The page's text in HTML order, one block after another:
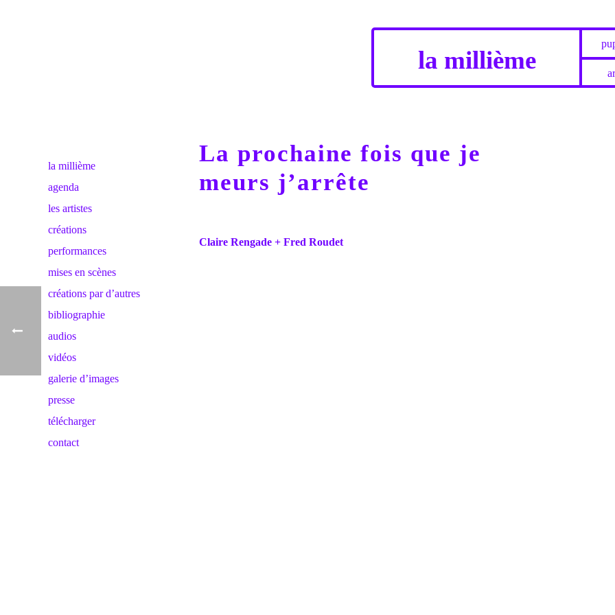
la millième
la millième
agenda
les artistes
créations
performances
mises en scènes
créations par d’autres
bibliographie
audios
vidéos
galerie d’images
presse
télécharger
contact
La prochaine fois que je
meurs j’arrête
Claire Rengade + Fred Roudet